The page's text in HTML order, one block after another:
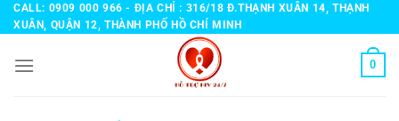
Bỏ
qua
dung
CALL: 0909 000 966 - ĐỊA CHỈ : 316/18 Đ.THẠNH XUÂN 14, THẠNH
XUÂN, QUẬN 12, THÀNH PHỐ HỒ CHÍ MINH
0